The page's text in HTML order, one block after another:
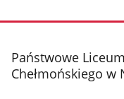
stopka
Państwowe
Chełmońskiego w